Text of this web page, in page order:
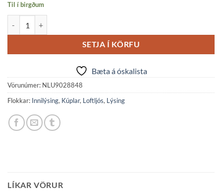
Til í birgðum
SETJA Í KÖRFU
Bæta á óskalista
Vörunúmer: NLU9028848
Flokkar: Innilýsing, Kúplar, Loftljós, Lýsing
LÍKAR VÖRUR